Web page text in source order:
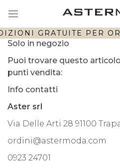
GRATUITE PER
Solo in negozio
Puoi trovare questo
punti vendita:
Info contatti
Aster srl
Via Delle Arti 28 91100
ordini@astermoda.com
0923 24701